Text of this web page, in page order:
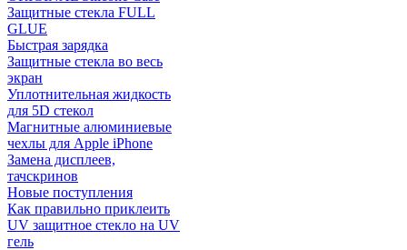
Защитные стекла FULL
GLUE
Быстрая зарядка
Защитные стекла во весь
экран
Уплотнительная жидкость
для 5D стекол
Магнитные алюминиевые
чехлы для Apple iPhone
Замена дисплеев,
тачскринов
Новые поступления
Как правильно приклеить
UV защитное стекло на UV
гель